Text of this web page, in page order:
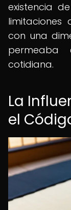
existencia
con una
cotidiana.
La
el